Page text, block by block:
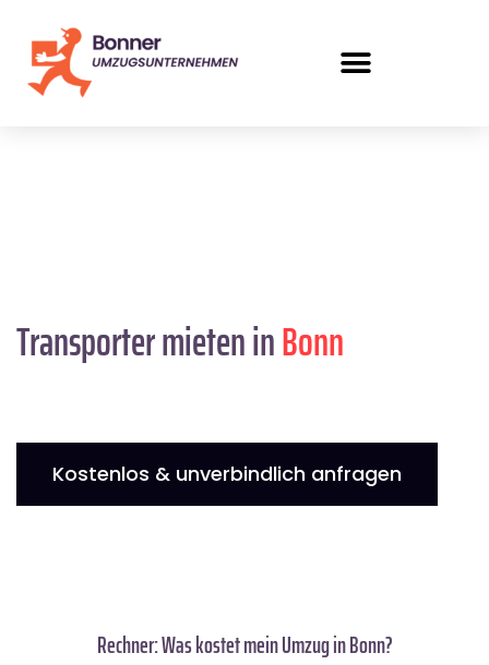
Transporter mieten inBonn
Kostenlos & unverbindlich anfragen
Rechner: Was kostet mein Umzug in Bonn?